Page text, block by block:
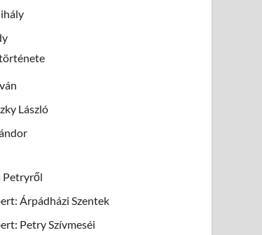
László
Petryről
Árpádházi Szentek
Petry Szívmeséi